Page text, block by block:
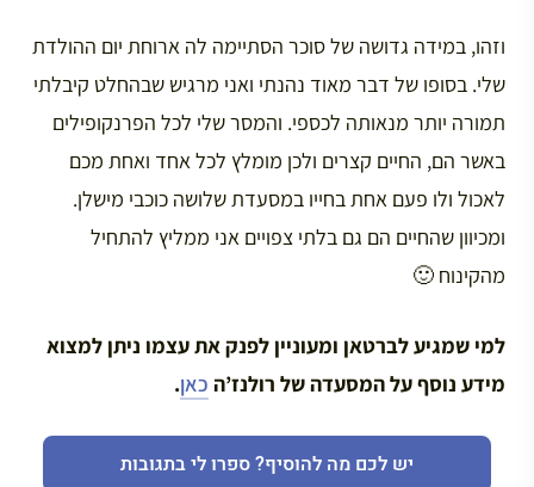
וזהו, במידה גדושה של סוכר הסתיימה לה ארוחת יום ההולדת
שלי. בסופו של דבר מאוד נהנתי ואני מרגיש שבהחלט קיבלתי
תמורה יותר מנאותה לכספי. והמסר שלי לכל הפרנקופילים
באשר הם, החיים קצרים ולכן מומלץ לכל אחד ואחת מכם
לאכול ולו פעם אחת בחייו במסעדת שלושה כוכבי מישלן.
ומכיוון שהחיים הם גם בלתי צפויים אני ממליץ להתחיל
מהקינוח 🙂
למי שמגיע לברטאן ומעוניין לפנק את עצמו ניתן למצוא
מידע נוסף על המסעדה של רולנז’ה כאן.
יש לכם מה להוסיף? ספרו לי בתגובות